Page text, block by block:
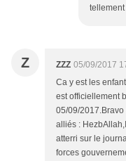
Z ZZZ 05/09/2017
Ca y est les
est officiellement
05/09/
alliés :
atterri sur le
forces